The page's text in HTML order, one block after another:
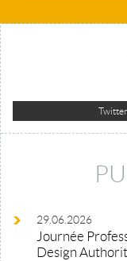
29.06.2026
Journée
Design